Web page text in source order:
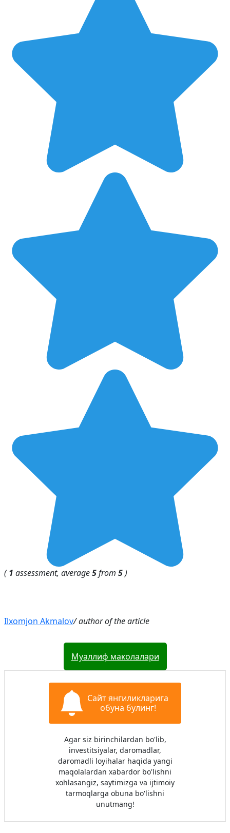
(1 assessment, average5from 5)
Ilxomjon Akmalov/ author of the article
Муаллиф маколалари
Сайт янгиликларига
обуна булинг!
Agar siz birinchilardan bo'lib,
investitsiyalar, daromadlar,
daromadli loyihalar haqida yangi
maqolalardan xabardor bo'lishni
xohlasangiz, saytimizga va ijtimoiy
tarmoqlarga obuna bo'lishni
unutmang!